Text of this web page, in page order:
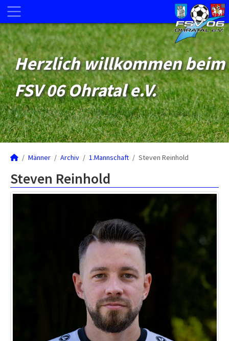
Herzlich willkommen beim
FSV 06 Ohratal e.V.
Männer Archiv 1.Mannschaft Steven Reinhold
Steven Reinhold